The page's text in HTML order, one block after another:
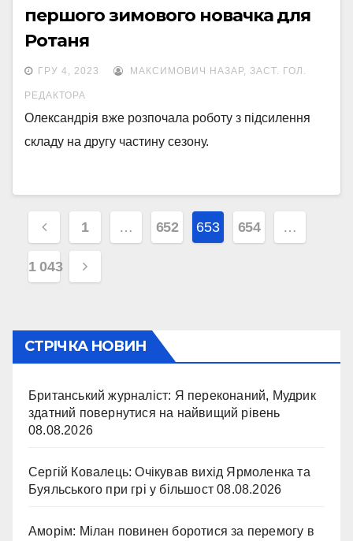
першого зимового новачка для
Ротаня
ГРУ 4, 2023 МАКСИМОВИЧ НАЗАР, ЗАСТ. ГОЛ.
РЕДАКТОРА
Олександрія вже розпочала роботу з підсилення
складу на другу частину сезону.
Навігація
записів
1 … 652 653 654 …
1 043
СТРІЧКА НОВИН
Британський журналіст: Я переконаний, Мудрик
здатний повернутися на найвищий рівень
08.08.2026
Сергій Ковалець: Очікував вихід Ярмоленка та
Буяльського при грі у більшост 08.08.2026
Аморім: Мілан повинен боротися за перемогу в